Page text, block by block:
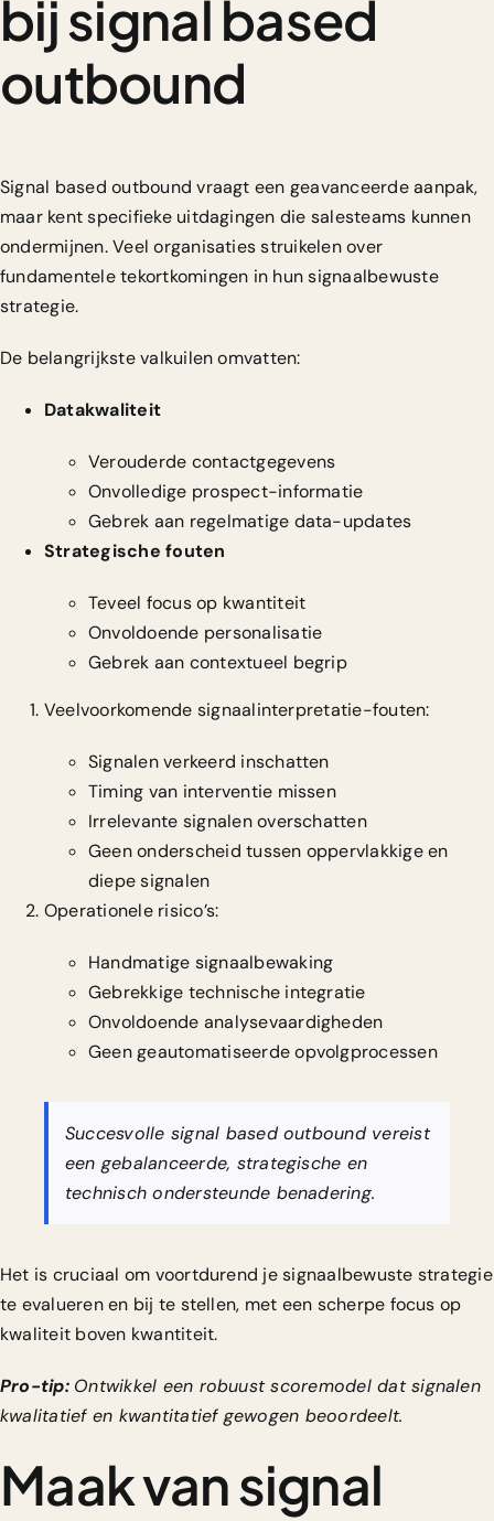
bij signal based
outbound
Signal based outbound vraagt een geavanceerde aanpak,
maar kent specifieke uitdagingen die salesteams kunnen
ondermijnen.Veel organisaties struikelen over
fundamentele tekortkomingen in hun signaalbewuste
strategie.
De belangrijkste valkuilen omvatten:
Datakwaliteit
Verouderde contactgegevens
Onvolledige prospect-informatie
Gebrek aan regelmatige data-updates
Strategische fouten
Teveel focus op kwantiteit
Onvoldoende personalisatie
Gebrek aan contextueel begrip
Veelvoorkomende signaalinterpretatie-fouten:
Signalen verkeerd inschatten
Timing van interventie missen
Irrelevante signalen overschatten
Geen onderscheid tussen oppervlakkige en
diepe signalen
Operationele risico’s:
Handmatige signaalbewaking
Gebrekkige technische integratie
Onvoldoende analysevaardigheden
Geen geautomatiseerde opvolgprocessen
Succesvolle signal based outbound vereist
een gebalanceerde, strategische en
technisch ondersteunde benadering.
Het is cruciaal om voortdurend je signaalbewuste strategie
te evalueren en bij te stellen, met een scherpe focus op
kwaliteit boven kwantiteit.
Pro-tip: Ontwikkel een robuust scoremodel dat signalen
kwalitatief en kwantitatief gewogen beoordeelt.
Maak van signal